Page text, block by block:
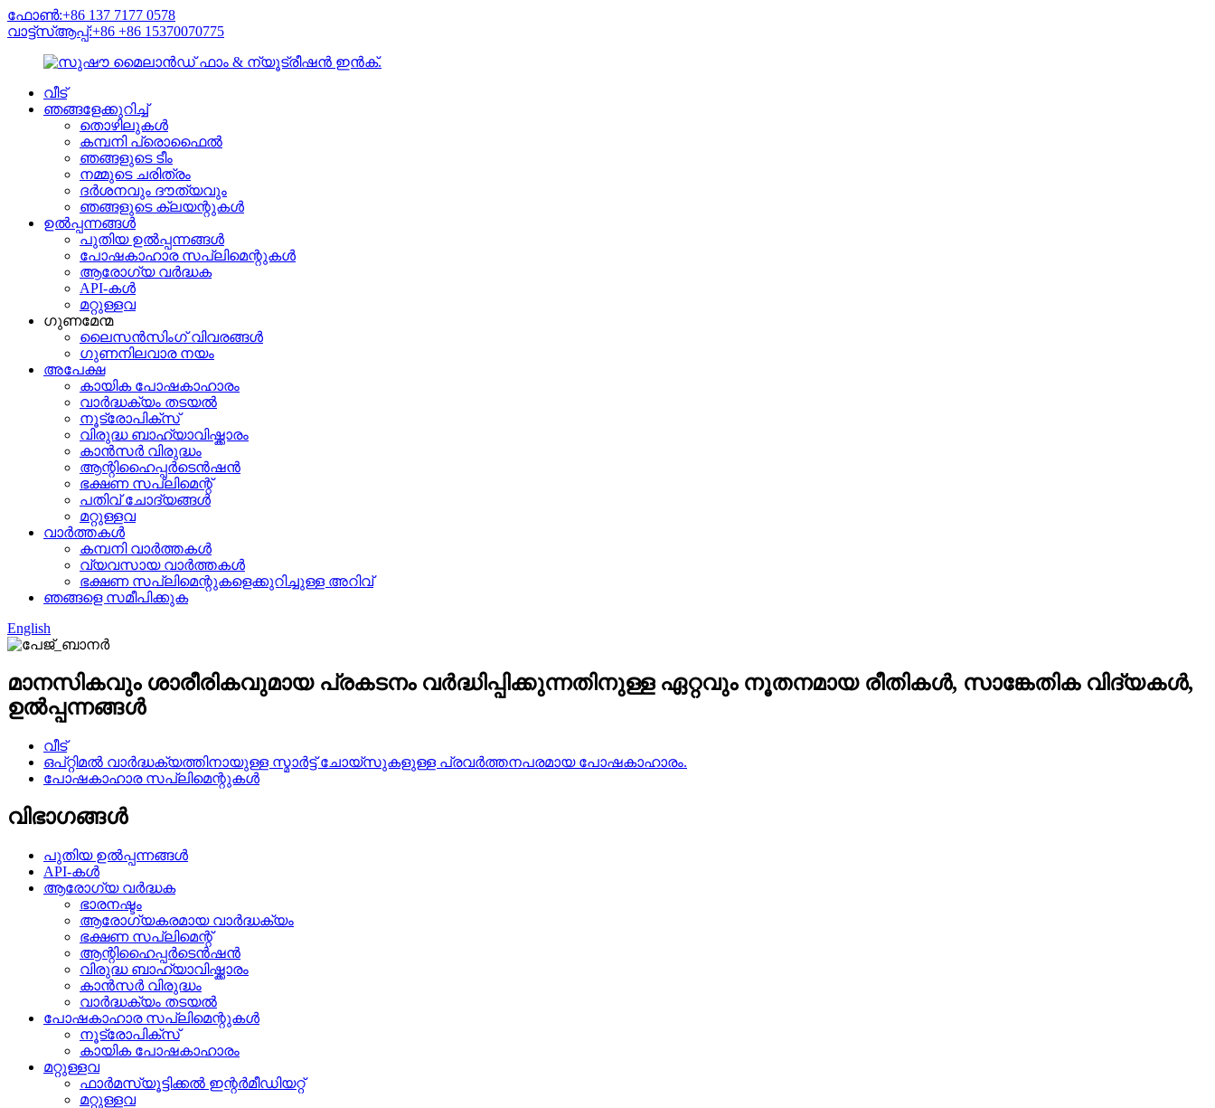
ഫോൺ:+86 137 7177 0578
വാട്ട്‌സ്ആപ്പ്:+86 +86 15370070775
വീട്
ഞങ്ങളേക്കുറിച്ച്
തൊഴിലുകൾ
കമ്പനി പ്രൊഫൈൽ
ഞങ്ങളുടെ ടീം
നമ്മുടെ ചരിത്രം
ദർശനവും ദൗത്യവും
ഞങ്ങളുടെ ക്ലയന്റുകൾ
ഉൽപ്പന്നങ്ങൾ
പുതിയ ഉൽപ്പന്നങ്ങൾ
പോഷകാഹാര സപ്ലിമെന്റുകൾ
ആരോഗ്യ വർദ്ധക
API-കൾ
മറ്റുള്ളവ
ഗുണമേന്മ
ലൈസൻസിംഗ് വിവരങ്ങൾ
ഗുണനിലവാര നയം
അപേക്ഷ
കായിക പോഷകാഹാരം
വാർദ്ധക്യം തടയൽ
നൂട്രോപിക്സ്
വിരുദ്ധ ബാഹ്യാവിഷ്ക്കാരം
കാൻസർ വിരുദ്ധം
ആന്റിഹൈപ്പർടെൻഷൻ
ഭക്ഷണ സപ്ലിമെന്റ്
പതിവ് ചോദ്യങ്ങൾ
മറ്റുള്ളവ
വാർത്തകൾ
കമ്പനി വാർത്തകൾ
വ്യവസായ വാർത്തകൾ
ഭക്ഷണ സപ്ലിമെന്റുകളെക്കുറിച്ചുള്ള അറിവ്
ഞങ്ങളെ സമീപിക്കുക
English
മാനസികവും ശാരീരികവുമായ പ്രകടനം വർദ്ധിപ്പിക്കുന്നതിനുള്ള ഏറ്റവും നൂതനമായ രീതികൾ, സാങ്കേതിക വിദ്യകൾ,
ഉൽപ്പന്നങ്ങൾ
വീട്
ഒപ്റ്റിമൽ വാർദ്ധക്യത്തിനായുള്ള സ്മാർട്ട് ചോയ്‌സുകളുള്ള പ്രവർത്തനപരമായ പോഷകാഹാരം.
പോഷകാഹാര സപ്ലിമെന്റുകൾ
വിഭാഗങ്ങൾ
പുതിയ ഉൽപ്പന്നങ്ങൾ
API-കൾ
ആരോഗ്യ വർദ്ധക
ഭാരനഷ്ടം
ആരോഗ്യകരമായ വാർദ്ധക്യം
ഭക്ഷണ സപ്ലിമെന്റ്
ആന്റിഹൈപ്പർടെൻഷൻ
വിരുദ്ധ ബാഹ്യാവിഷ്ക്കാരം
കാൻസർ വിരുദ്ധം
വാർദ്ധക്യം തടയൽ
പോഷകാഹാര സപ്ലിമെന്റുകൾ
നൂട്രോപിക്സ്
കായിക പോഷകാഹാരം
മറ്റുള്ളവ
ഫാർമസ്യൂട്ടിക്കൽ ഇന്റർമീഡിയറ്റ്
മറ്റുള്ളവ